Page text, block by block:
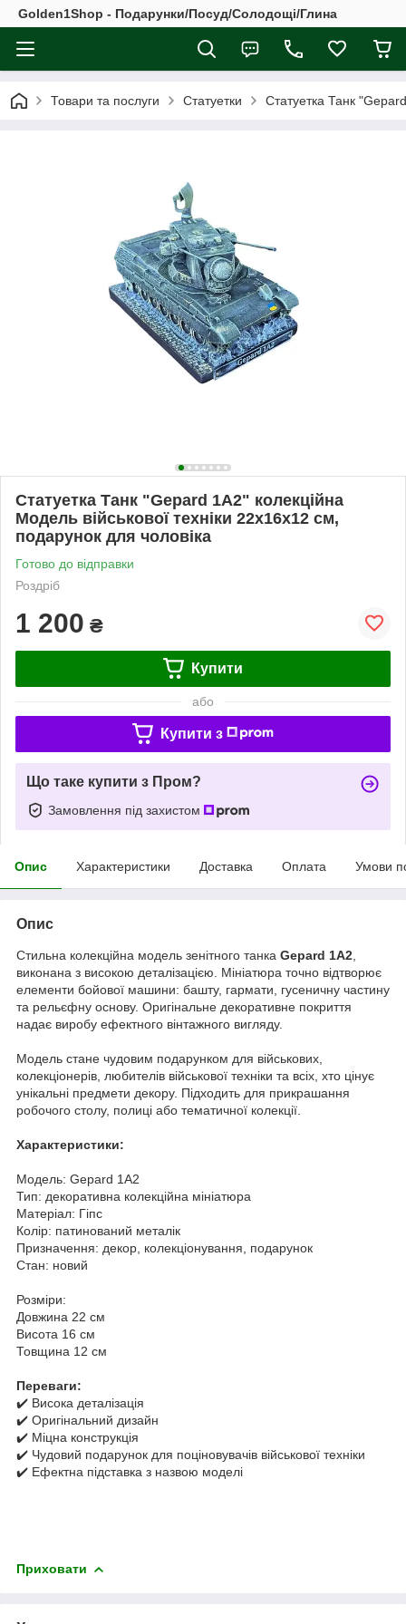
Golden1Shop - Подарунки/Посуд/Солодощі/Глина
Товари та послуги Статуетки Статуетка Танк
Статуетка Танк "Gepard 1A2" колекційна
Модель військової техніки 22х16х12 см,
подарунок для чоловіка
Готово до відправки
Роздріб
1 200 ₴
Купити
або
Купити з
Що таке купити з Пром?
Замовлення під захистом
Опис Характеристики Доставка Оплата Умови
Опис
Стильна колекційна модель зенітного танка Gepard 1A2
виконана з високою деталізацією. Мініатюра точно відтворює
елементи бойової машини: башту, гармати, гусеничну частину
та рельєфну основу. Оригінальне декоративне покриття
надає виробу ефектного вінтажного вигляду.
Модель стане чудовим подарунком для військових,
колекціонерів, любителів військової техніки та всіх, хто цінує
унікальні предмети декору. Підходить для прикрашання
робочого столу, полиці або тематичної колекції.
Характеристики:
Модель: Gepard 1A2
Тип: декоративна колекційна мініатюра
Матеріал: Гіпс
Колір: патинований металік
Призначення: декор, колекціонування, подарунок
Стан: новий
Розміри:
Довжина 22 см
Висота 16 см
Товщина 12 см
Переваги:
✔️ Висока деталізація
✔️ Оригінальний дизайн
✔️ Міцна конструкція
✔️ Чудовий подарунок для поціновувачів військової техніки
✔️ Ефектна підставка з назвою моделі
Приховати